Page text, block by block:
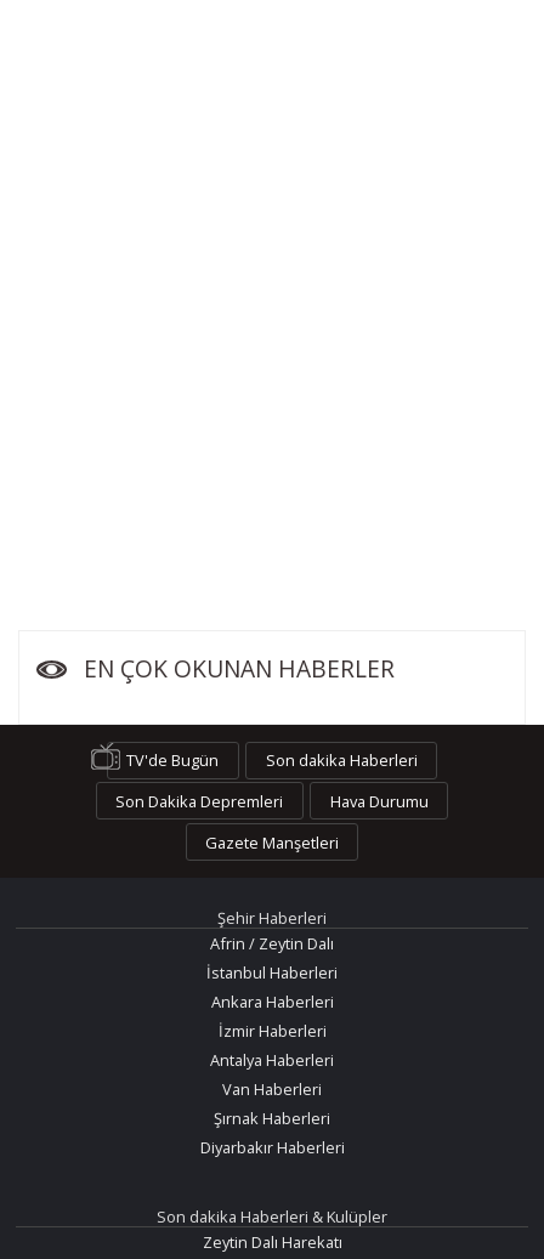
EN ÇOK OKUNAN HABERLER
TV'de Bugün
Son dakika Haberleri
Son Dakika Depremleri
Hava Durumu
Gazete Manşetleri
Şehir Haberleri
Afrin / Zeytin Dalı
İstanbul Haberleri
Ankara Haberleri
İzmir Haberleri
Antalya Haberleri
Van Haberleri
Şırnak Haberleri
Diyarbakır Haberleri
Son dakika Haberleri & Kulüpler
Zeytin Dalı Harekatı